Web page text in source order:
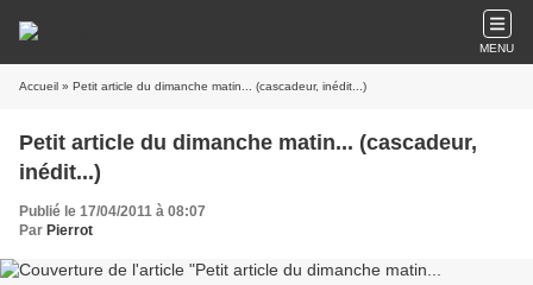
MENU
Accueil » Petit article du dimanche matin... (cascadeur, inédit...)
Petit article du dimanche matin... (cascadeur,
inédit...)
Publié le 17/04/2011 à 08:07
Par Pierrot